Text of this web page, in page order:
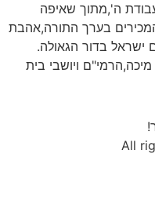
ה',מתוך שאיפה
בערך התורה,אהבת
ישראל בדור הגאולה.
ויושבי בית
All